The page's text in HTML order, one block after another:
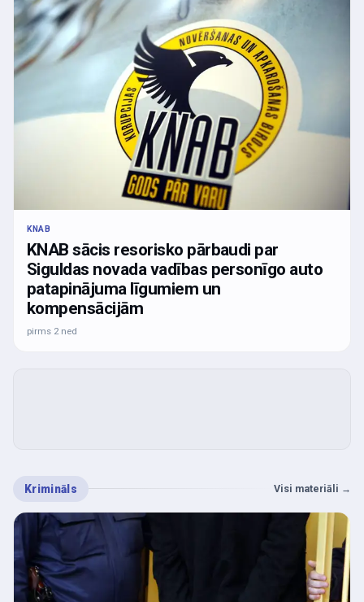
KNAB
KNAB sācis resorisko pārbaudi par
Siguldas novada vadības personīgo auto
patapinājuma līgumiem un
kompensācijām
pirms 2 ned
Krimināls Visi materiāli →